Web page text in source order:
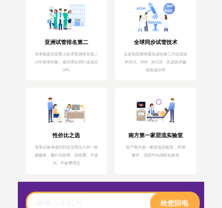
亚洲试管排名第二
传承集团试管婴儿技术亚洲排名第二
12年助孕经验，成功率比同行业高出
30%
全球同步试管技术
众多医院拥有最先进的第三代试管技
术NGS、SNP、ACGH，先进技术确
保高成功率
性价比之选
享受从验孕成功到宝宝降生六对一权
威服务，履行先助孕、后收费、不成
功、不收费理念
南方第一家层流实验室
投产南方第一家层流实验室，环境
硬件，流程均为国际化标准
给您回电